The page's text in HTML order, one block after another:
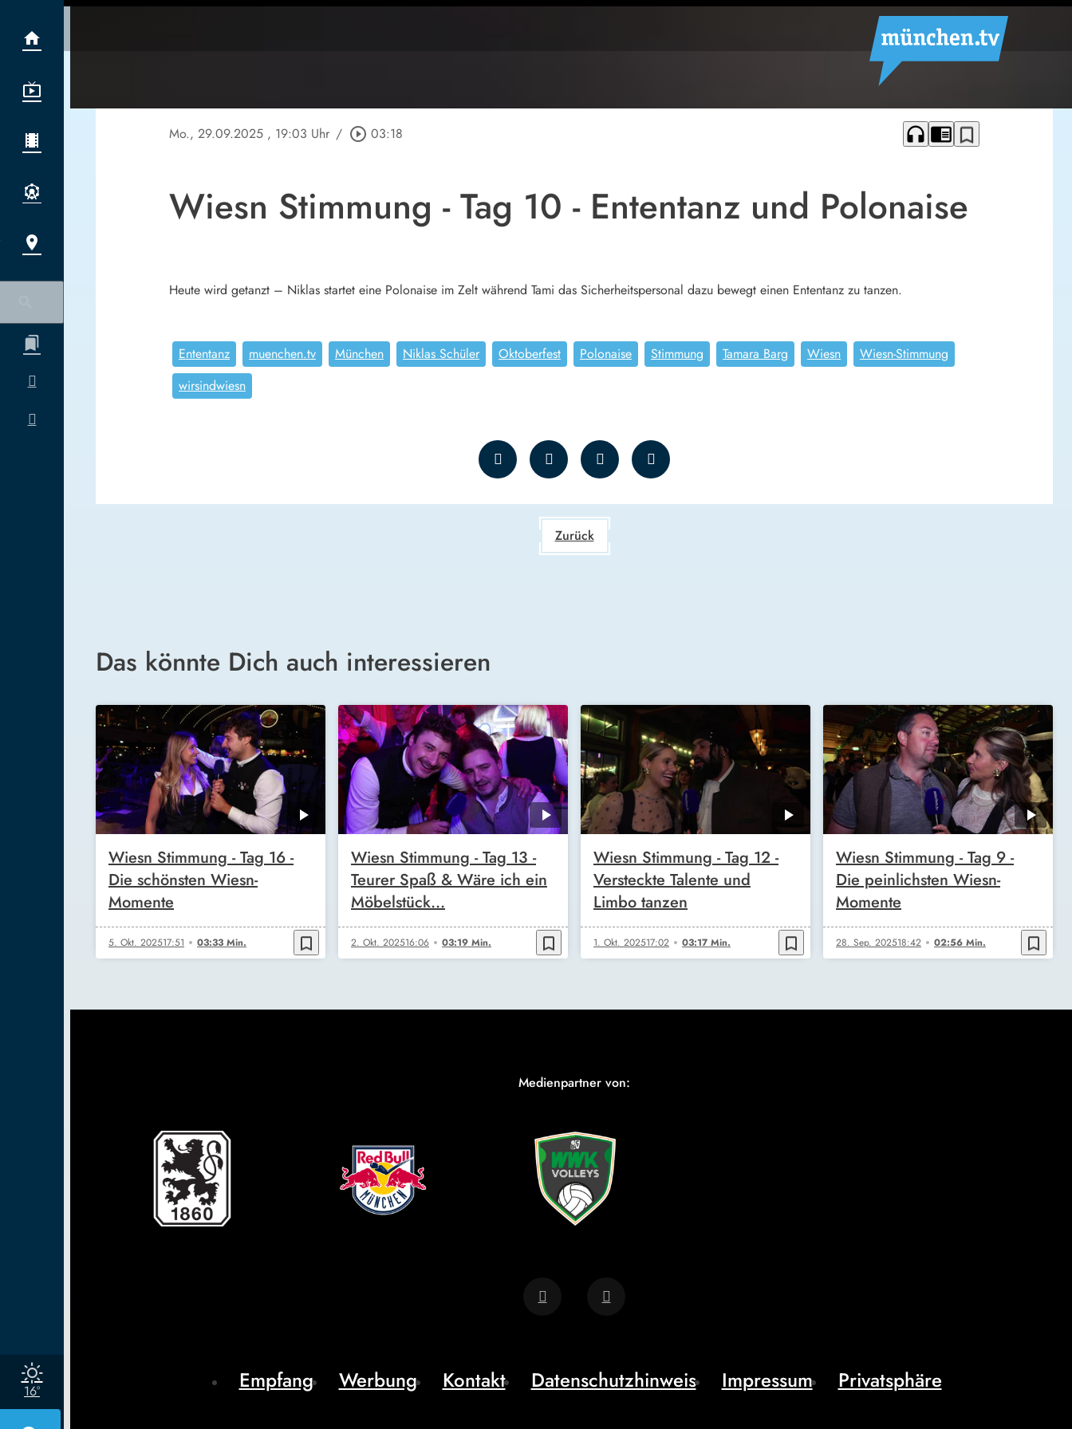
16°
Mo., 29.09.2025 , 19:03 Uhr / play_circle_outline 03:18 headphones chrome_reader_mode bookmark_border
Wiesn Stimmung - Tag 10 - Ententanz und Polonaise
Heute wird getanzt – Niklas startet eine Polonaise im Zelt während Tami das Sicherheitspersonal dazu bewegt einen Ententanz zu tanzen.
Ententanz muenchen.tv München Niklas Schüler Oktoberfest Polonaise Stimmung Tamara Barg Wiesn
Wiesn-Stimmung
wirsindwiesn
Zurück
Das könnte Dich auch interessieren
Wiesn Stimmung - Tag 16 -
Die schönsten Wiesn-
Momente
5. Okt. 202517:51 03:33 Min. bookmark_border
Wiesn Stimmung - Tag 13 -
Teurer Spaß & Wäre ich ein
Möbelstück…
2. Okt. 202516:06 03:19 Min. bookmark_border
Wiesn Stimmung - Tag 12 -
Versteckte Talente und
Limbo tanzen
1. Okt. 202517:02 03:17 Min. bookmark_border
Wiesn Stimmung - Tag 9 -
Die peinlichsten Wiesn-
Momente
28. Sep. 202518:42 02:56 Min. bookmark_border
Medienpartner von:
Empfang Werbung Kontakt Datenschutzhinweis Impressum Privatsphäre